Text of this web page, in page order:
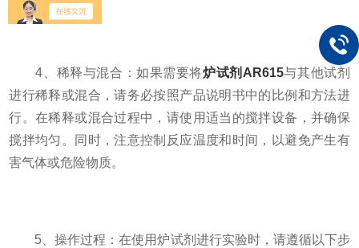
4、稀释与混合：如果需要将炉试剂AR615与其他试剂
进行稀释或混合，请务必按照产品说明书中的比例和方法进
行。在稀释或混合过程中，请使用适当的搅拌设备，并确保
搅拌均匀。同时，注意控制反应温度和时间，以避免产生有
害气体或危险物质。
5、操作过程：在使用炉试剂进行实验时，请遵循以下步